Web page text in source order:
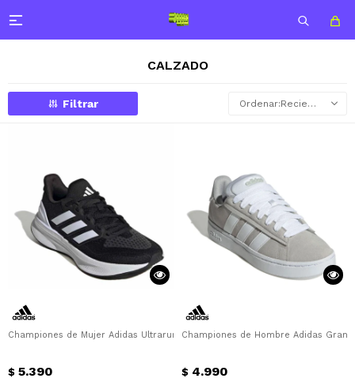

CALZADO
Recientes
Championes de Mujer Adidas Ultrarun 5 W Adidas - Negro - Blanco
$ 5.390
Championes de Hombre Adidas
$ 4.990